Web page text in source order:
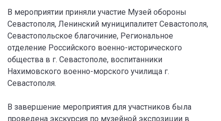
В мероприятии приняли участие Музей обороны
Севастополя, Ленинский муниципалитет Севастополя,
Севастопольское благочиние, Региональное
отделение Российского военно-исторического
общества в г. Севастополе, воспитанники
Нахимовского военно-морского училища г.
Севастополя.
В завершение мероприятия для участников была
проведена экскурсия по музейной экспозиции в